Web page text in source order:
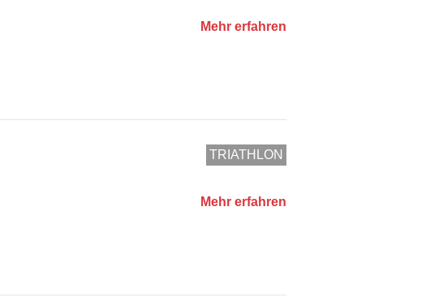
Mehr erfahren
TRIATHLON
Mehr erfahren